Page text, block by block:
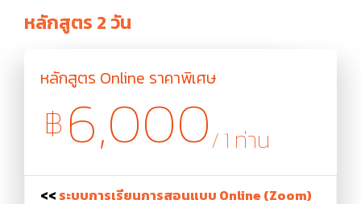
หลักสูตร 2 วัน
หลักสูตร Online ราคาพิเศษ
฿6,000/ 1 ท่าน
<< ระบบการเรียนการสอนแบบ Online (Zoom)